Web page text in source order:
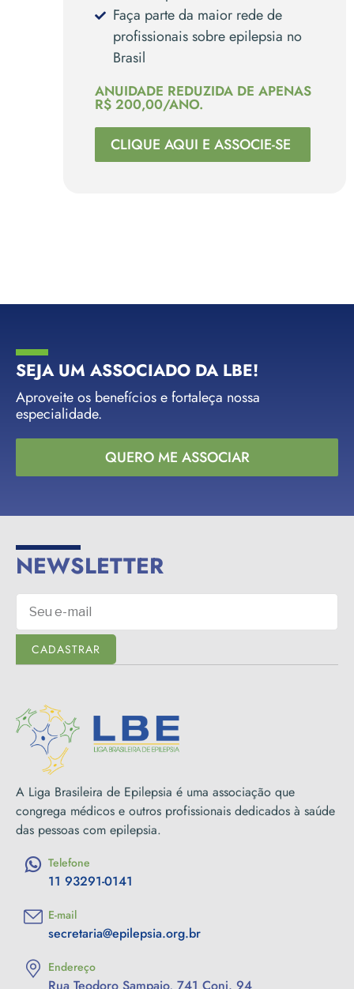
Faça parte da maior rede de
profissionais sobre epilepsia no
Brasil
ANUIDADE REDUZIDA DE APENAS
R$ 200,00/ANO.
CLIQUE AQUI E ASSOCIE-SE
SEJA UM ASSOCIADO DA LBE!
Aproveite os benefícios e fortaleça nossa
especialidade.
QUERO ME ASSOCIAR
NEWSLETTER
CADASTRAR
A Liga Brasileira de Epilepsia é uma associação que
congrega médicos e outros profissionais dedicados à saúde
das pessoas com epilepsia.
Telefone
11 93291-0141
E-mail
secretaria@epilepsia.org.br
Endereço